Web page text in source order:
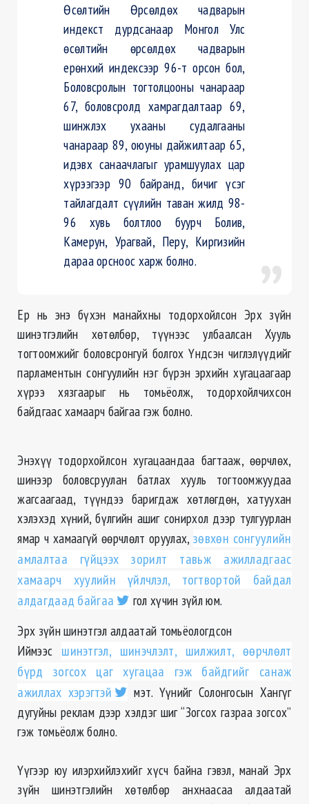
Өсөлтийн Өрсөлдөх чадварын
индекст дурдсанаар Монгол Улс
өсөлтийн өрсөлдөх чадварын
ерөнхий индексээр 96-т орсон бол,
Боловсролын тогтолцооны чанараар
67, боловсролд хамрагдалтаар69,
шинжлэх ухааны судалгааны
чанараар 89, оюуны дайжилтаар 65,
идэвх санаачлагыгурамшуулах цар
хүрээгээр 90 байранд, бичиг үсэг
тайлагдалт сүүлийн таван жилд 98-
96 хувь болтлоо буурч Болив,
Камерун, Урагвай, Перу, Киргизийн
дараа орсноос харж болно.
Ер нь энэ бүхэн манайхны тодорхойлсон Эрх зүйн
шинэтгэлийн хөтөлбөр, түүнээсулбаалсан Хууль
тогтоомжийг боловсронгуй болгох Үндсэн чиглэлүүдийг
парламентын сонгуулийн нэг бүрэн эрхийн хугацаагаар
хүрээ хязгаарыг нь томьёолж, тодорхойлчихсон
байдгаас хамаарч байгаа гэж болно.
Энэхүү тодорхойлсон хугацаандаа багтааж, өөрчлөх,
шинээр боловсруулан батлах хууль тогтоомжуудаа
жагсаагаад, түүндээ баригдаж хөтлөгдөн, хатуухан
хэлэхэд хүний, бүлгийн ашиг сонирхол дээр тулгуурлан
ямар ч хамаагүй өөрчлөлт оруулах,зөвхөн сонгуулийн
амлалтаа гүйцээх зорилт тавьж ажилладгаас
хамаарч хуулийн үйлчлэл, тогтвортой байдал
алдагдаад байгаа
гол хүчин зүйл юм.
Эрх зүйн шинэтгэл алдаатай томьёологдсон
Иймээс шинэтгэл, шинэчлэлт, шилжилт, өөрчлөлт
бүрд зогсох цаг хугацаа гэж байдгийг санаж
ажиллах хэрэгтэй
мэт. Үүнийг Солонгосын Хангүг
дугуйны реклам дээр хэлдэг шиг “Зогсох газраа зогсох”
гэж томьёолж болно.
Үүгээр юу илэрхийлэхийгхүсч байна гэвэл, манай Эрх
зүйн шинэтгэлийн хөтөлбөр анхнаасаа алдаатай